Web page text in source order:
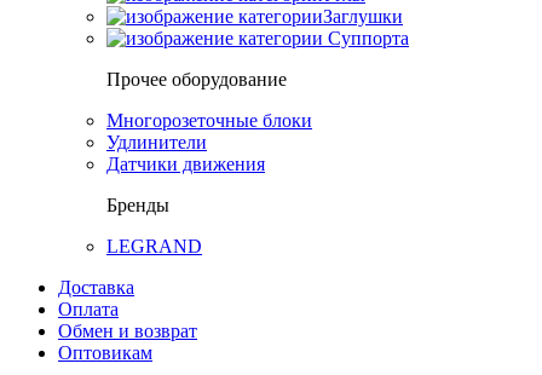
Заглушки
Суппорта
Прочее оборудование
Многорозеточные блоки
Удлинители
Датчики движения
Бренды
LEGRAND
Доставка
Оплата
Обмен и возврат
Оптовикам